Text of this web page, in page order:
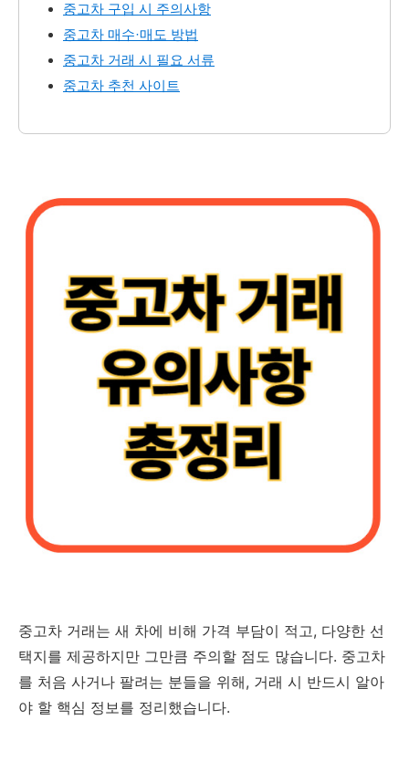
중고차 구입 시 주의사항
중고차 매수·매도 방법
중고차 거래 시 필요 서류
중고차 추천 사이트
중고차 거래는 새 차에 비해 가격 부담이 적고, 다양한 선
택지를 제공하지만 그만큼 주의할 점도 많습니다. 중고차
를 처음 사거나 팔려는 분들을 위해, 거래 시 반드시 알아
야 할 핵심 정보를 정리했습니다.